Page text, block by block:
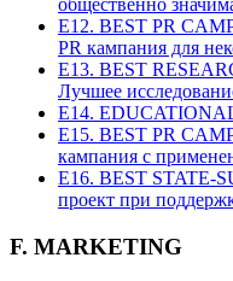
общественно
E12. BEST PR
PR кампания для
E13. BEST
Лучшее
E14.
E15. BEST PR
кампания с
E16. BEST STATE-
проект при
F. MARKETING